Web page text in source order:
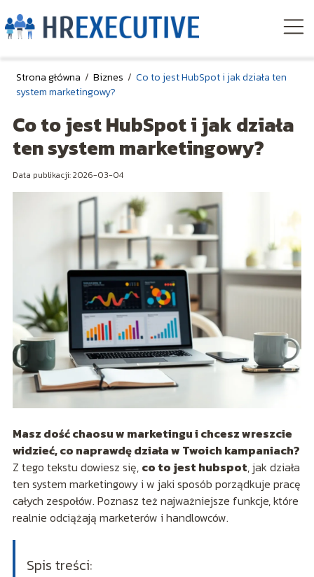
Strona główna / Biznes / Co to jest HubSpot i jak działa ten
system marketingowy?
Co to jest HubSpot i jak działa
ten system marketingowy?
Data publikacji: 2026-03-04
Masz dość chaosu w marketingu i chcesz wreszcie
widzieć, co naprawdę działa w Twoich kampaniach?
Z tego tekstu dowiesz się, co to jest hubspot, jak działa
ten system marketingowy i w jaki sposób porządkuje pracę
całych zespołów. Poznasz też najważniejsze funkcje, które
realnie odciążają marketerów i handlowców.
Spis treści: